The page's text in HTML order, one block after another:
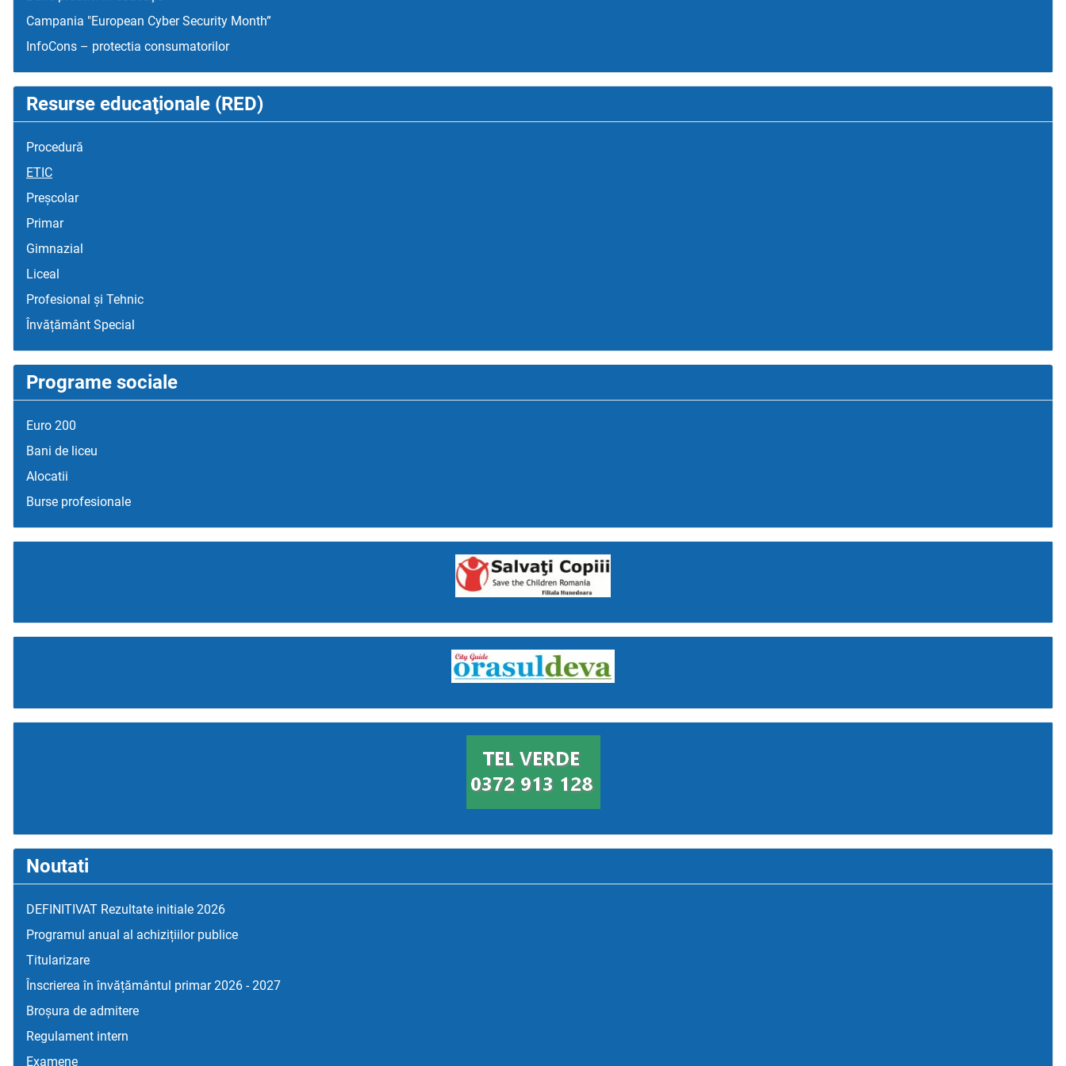
Campania "European Cyber Security Month”
InfoCons – protectia consumatorilor
Resurse educaţionale (RED)
Procedură
ETIC
Preșcolar
Primar
Gimnazial
Liceal
Profesional și Tehnic
Învățământ Special
Programe sociale
Euro 200
Bani de liceu
Alocatii
Burse profesionale
Noutati
DEFINITIVAT Rezultate initiale 2026
Programul anual al achizițiilor publice
Titularizare
Înscrierea în învățământul primar 2026 - 2027
Broșura de admitere
Regulament intern
Examene